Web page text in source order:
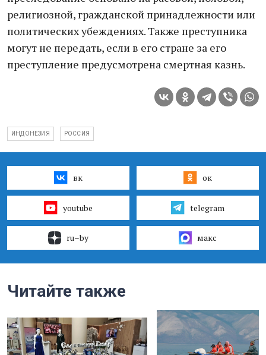
религиозной, гражданской принадлежности или
политических убеждениях. Также преступника
могут не передать, если в его стране за его
преступление предусмотрена смертная казнь.
ИНДОНЕЗИЯ РОССИЯ
вк ок
youtube telegram
ru–by макс
Читайте также